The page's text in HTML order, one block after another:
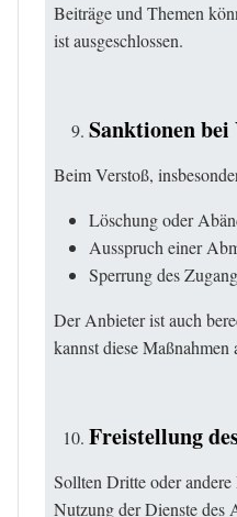
Beiträge und Themen
ist ausgeschlossen.
Sanktionen bei
Beim Verstoß,
Löschung oder
Ausspruch einer
Sperrung des
Der Anbieter ist auch
kannst diese
Freistellung
Sollten Dritte oder
Nutzung der Dienste des